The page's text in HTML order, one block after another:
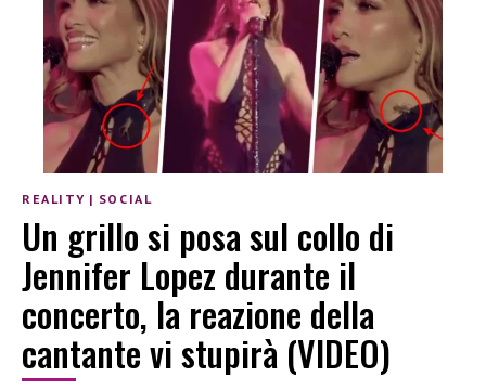
REALITY | SOCIAL
Un grillo si posa sul collo di
Jennifer Lopez durante il
concerto, la reazione della
cantante vi stupirà (VIDEO)